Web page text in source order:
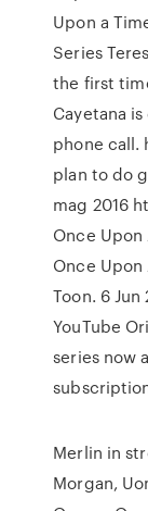
Upon a
Series
the first
Cayetana
phone call.
plan to do
mag 2016
Once Upon
Once Upon
Toon. 6
YouTube
series now
Merlin in
Morgan,